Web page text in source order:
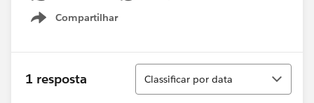
Compartilhar
Show menu
1 resposta
Classificar
Classificar por data